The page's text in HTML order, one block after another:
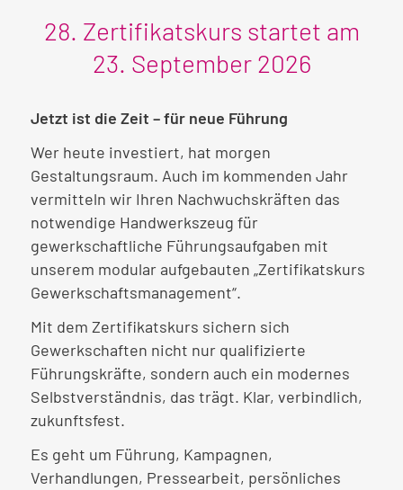
28. Zertifikatskurs startet am
23. September 2026
Jetzt ist die Zeit – für neue Führung
Wer heute investiert, hat morgen
Gestaltungsraum. Auch im kommenden Jahr
vermitteln wir Ihren Nachwuchskräften das
notwendige Handwerkszeug für
gewerkschaftliche Führungsaufgaben mit
unserem modular aufgebauten „Zertifikatskurs
Gewerkschaftsmanagement“.
Mit dem Zertifikatskurs sichern sich
Gewerkschaften nicht nur qualifizierte
Führungskräfte, sondern auch ein modernes
Selbstverständnis, das trägt. Klar, verbindlich,
zukunftsfest.
Es geht um Führung, Kampagnen,
Verhandlungen, Pressearbeit, persönliches